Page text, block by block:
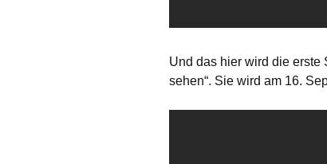
Und das hier wird die erste
sehen“. Sie wird am 16.